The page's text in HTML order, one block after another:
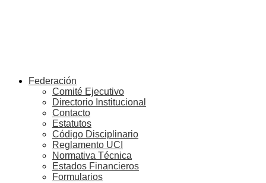
Federación
Comité Ejecutivo
Directorio Institucional
Contacto
Estatutos
Código Disciplinario
Reglamento UCI
Normativa Técnica
Estados Financieros
Formularios